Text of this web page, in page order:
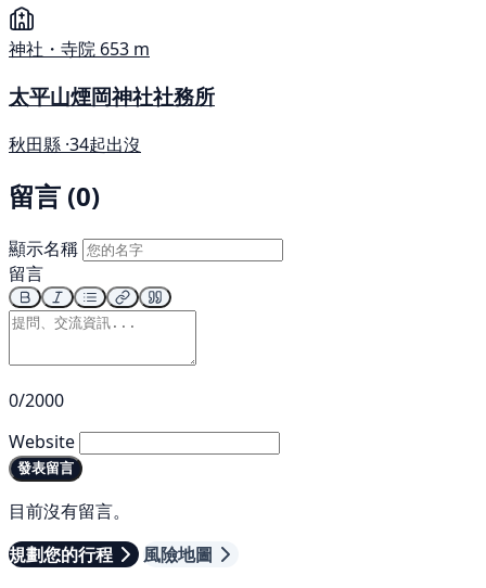
神社・寺院 653 m
太平山煙岡神社社務所
秋田縣 ·34起出沒
留言 (0)
顯示名稱
留言
0/2000
Website
發表留言
目前沒有留言。
規劃您的行程
風險地圖